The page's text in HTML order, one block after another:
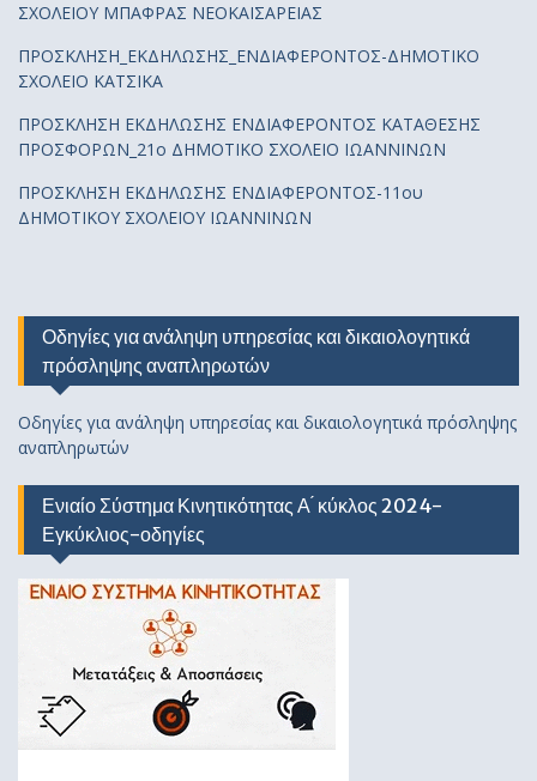
ΣΧΟΛΕΙΟΥ ΜΠΑΦΡΑΣ ΝΕΟΚΑΙΣΑΡΕΙΑΣ
ΠΡΟΣΚΛΗΣΗ_ΕΚΔΗΛΩΣΗΣ_ΕΝΔΙΑΦΕΡΟΝΤΟΣ-ΔΗΜΟΤΙΚΟ
ΣΧΟΛΕΙΟ ΚΑΤΣΙΚΑ
ΠΡΟΣΚΛΗΣΗ ΕΚΔΗΛΩΣΗΣ ΕΝΔΙΑΦΕΡΟΝΤΟΣ ΚΑΤΑΘΕΣΗΣ
ΠΡΟΣΦΟΡΩΝ_21ο ΔΗΜΟΤΙΚΟ ΣΧΟΛΕΙΟ ΙΩΑΝΝΙΝΩΝ
ΠΡΟΣΚΛΗΣΗ ΕΚΔΗΛΩΣΗΣ ΕΝΔΙΑΦΕΡΟΝΤΟΣ-11ου
ΔΗΜΟΤΙΚΟΥ ΣΧΟΛΕΙΟΥ ΙΩΑΝΝΙΝΩΝ
Οδηγίες για ανάληψη υπηρεσίας και δικαιολογητικά
πρόσληψης αναπληρωτών
Οδηγίες για ανάληψη υπηρεσίας και δικαιολογητικά πρόσληψης
αναπληρωτών
Ενιαίο Σύστημα Κινητικότητας Α ́ κύκλος 2024-
Εγκύκλιος-οδηγίες